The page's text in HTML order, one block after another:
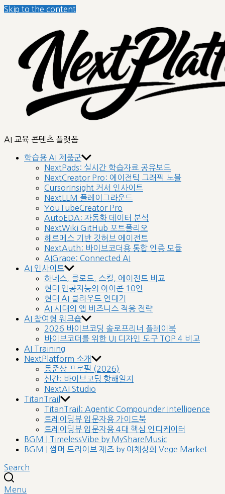
Skip to the content
nextplatform
AI 교육 콘텐츠 플랫폼
학습용 AI 제품군
NextPads: 실시간 학습자료 공유보드
NextCreator Pro: 에이전틱 그래픽 노블
CursorInsight 커서 인사이트
NextLLM 플레이그라운드
YouTubeCreator Pro
AutoEDA: 자동화 데이터 분석
NextWiki GitHub 포트폴리오
헤르메스 기반 깃허브 에이전트
NextAuth: 바이브코더용 통합 인증 모듈
AIGrape: Connected AI
AI 인사이트
하네스, 클로드, 스킬, 에이전트 비교
현대 인공지능의 아이콘 10인
현대 AI 클라우드 연대기
AI 시대의 앱 비즈니스 적응 전략
AI 참여형 워크숍
2026 바이브코딩 솔로프리너 플레이북
바이브코더를 위한 UI 디자인 도구 TOP 4 비교
AI Training
NextPlatform 소개
동준상 프로필 (2026)
신간: 바이브코딩 항해일지
NextAI Studio
TitanTrail
TitanTrail: Agentic Compounder Intelligence
트레이딩뷰 입문자용 가이드북
트레이딩뷰 입문자용 4대 핵심 인디케이터
BGM | TimelessVibe by MyShareMusic
BGM | 썸머 드라이브 재즈 by 야채상회 Vege Market
Search
Menu